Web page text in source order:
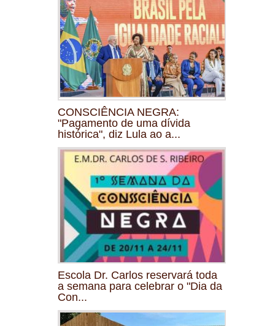
CONSCIÊNCIA NEGRA:
"Pagamento de uma dívida
histórica", diz Lula ao a...
Escola Dr. Carlos reservará toda
a semana para celebrar o "Dia da
Con...